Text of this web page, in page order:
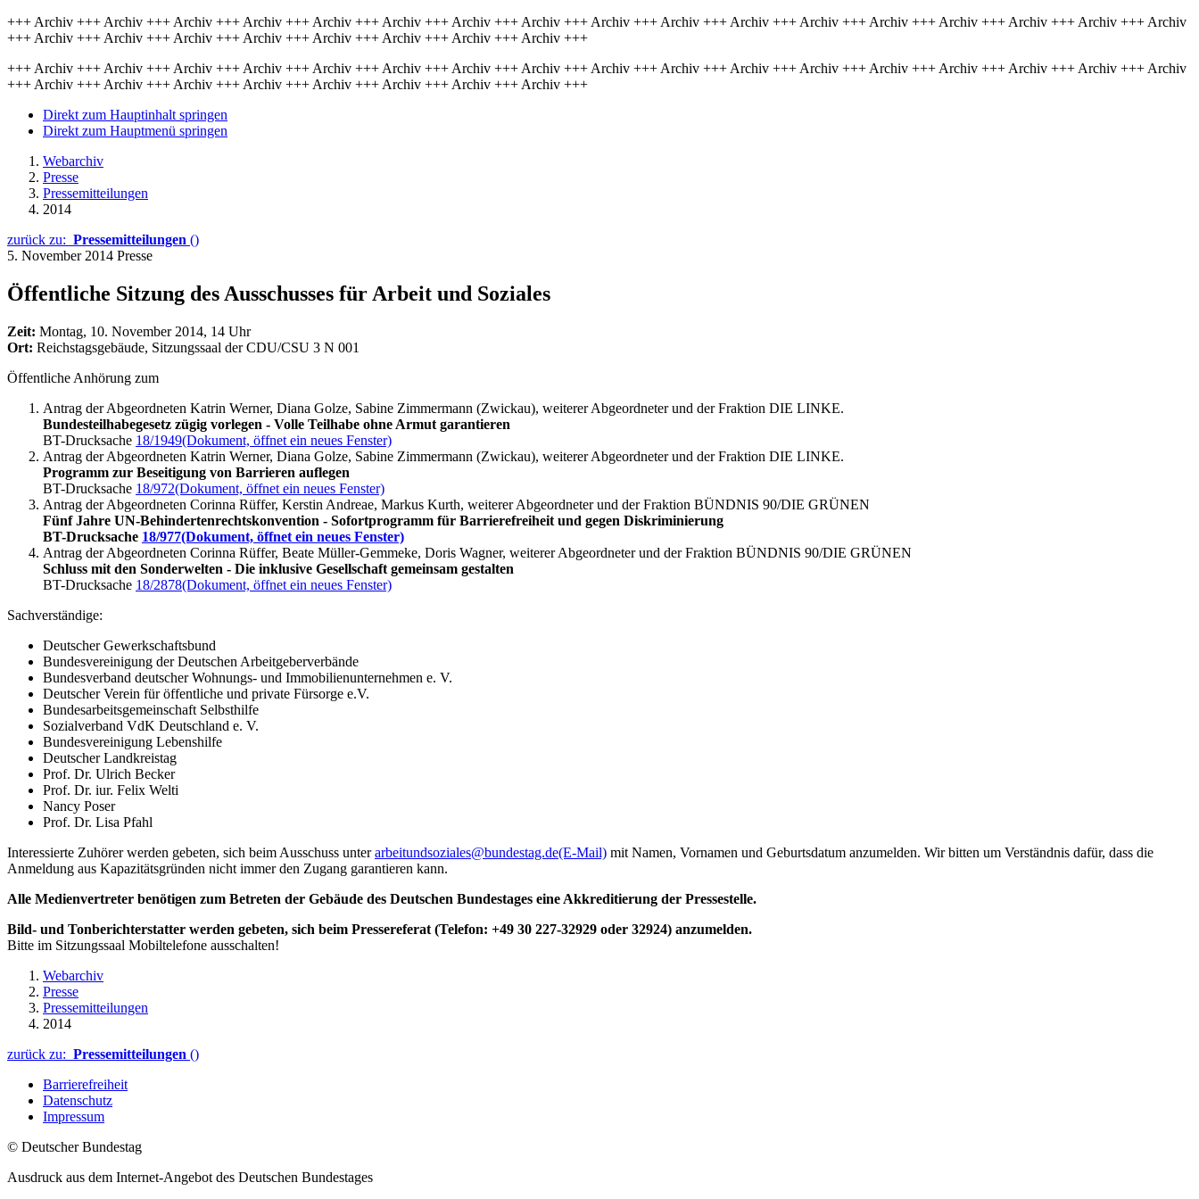
+++ Archiv +++ Archiv +++ Archiv +++ Archiv +++ Archiv +++ Archiv +++ Archiv +++ Archiv +++ Archiv +++ Archiv +++ Archiv +++ Archiv +++ Archiv +++ Archiv +++ Archiv +++ Archiv +++ Archiv
+++ Archiv +++ Archiv +++ Archiv +++ Archiv +++ Archiv +++ Archiv +++ Archiv +++ Archiv +++
+++ Archiv +++ Archiv +++ Archiv +++ Archiv +++ Archiv +++ Archiv +++ Archiv +++ Archiv +++ Archiv +++ Archiv +++ Archiv +++ Archiv +++ Archiv +++ Archiv +++ Archiv +++ Archiv +++ Archiv
+++ Archiv +++ Archiv +++ Archiv +++ Archiv +++ Archiv +++ Archiv +++ Archiv +++ Archiv +++
Direkt zum Hauptinhalt springen
Direkt zum Hauptmenü springen
Webarchiv
Presse
Pressemitteilungen
2014
zurück zu: Pressemitteilungen ()
5. November 2014 Presse
Öffentliche Sitzung des Ausschusses für Arbeit und Soziales
Zeit: Montag, 10. November 2014, 14 Uhr
Ort: Reichstagsgebäude, Sitzungssaal der CDU/CSU 3 N 001
Öffentliche Anhörung zum
Antrag der Abgeordneten Katrin Werner, Diana Golze, Sabine Zimmermann (Zwickau), weiterer Abgeordneter und der Fraktion DIE LINKE.
Bundesteilhabegesetz zügig vorlegen - Volle Teilhabe ohne Armut garantieren
BT-Drucksache 18/1949(Dokument, öffnet ein neues Fenster)
Antrag der Abgeordneten Katrin Werner, Diana Golze, Sabine Zimmermann (Zwickau), weiterer Abgeordneter und der Fraktion DIE LINKE.
Programm zur Beseitigung von Barrieren auflegen
BT-Drucksache 18/972(Dokument, öffnet ein neues Fenster)
Antrag der Abgeordneten Corinna Rüffer, Kerstin Andreae, Markus Kurth, weiterer Abgeordneter und der Fraktion BÜNDNIS 90/DIE GRÜNEN
Fünf Jahre UN-Behindertenrechtskonvention - Sofortprogramm für Barrierefreiheit und gegen Diskriminierung
BT-Drucksache 18/977(Dokument, öffnet ein neues Fenster)
Antrag der Abgeordneten Corinna Rüffer, Beate Müller-Gemmeke, Doris Wagner, weiterer Abgeordneter und der Fraktion BÜNDNIS 90/DIE GRÜNEN
Schluss mit den Sonderwelten - Die inklusive Gesellschaft gemeinsam gestalten
BT-Drucksache 18/2878(Dokument, öffnet ein neues Fenster)
Sachverständige:
Deutscher Gewerkschaftsbund
Bundesvereinigung der Deutschen Arbeitgeberverbände
Bundesverband deutscher Wohnungs- und Immobilienunternehmen e. V.
Deutscher Verein für öffentliche und private Fürsorge e.V.
Bundesarbeitsgemeinschaft Selbsthilfe
Sozialverband VdK Deutschland e. V.
Bundesvereinigung Lebenshilfe
Deutscher Landkreistag
Prof. Dr. Ulrich Becker
Prof. Dr. iur. Felix Welti
Nancy Poser
Prof. Dr. Lisa Pfahl
Interessierte Zuhörer werden gebeten, sich beim Ausschuss unterarbeitundsoziales@bundestag.de(E-Mail) mit Namen, Vornamen und Geburtsdatum anzumelden. Wir bitten um Verständnis dafür, dass die
Anmeldung aus Kapazitätsgründen nicht immer den Zugang garantieren kann.
Alle Medienvertreter benötigen zum Betreten der Gebäude des Deutschen Bundestages eine Akkreditierung der Pressestelle.
Bild- und Tonberichterstatter werden gebeten, sich beim Pressereferat (Telefon: +49 30 227-32929 oder 32924) anzumelden.
Bitte im Sitzungssaal Mobiltelefone ausschalten!
Webarchiv
Presse
Pressemitteilungen
2014
zurück zu: Pressemitteilungen ()
Barrierefreiheit
Datenschutz
Impressum
© Deutscher Bundestag
Ausdruck aus dem Internet-Angebot des Deutschen Bundestages